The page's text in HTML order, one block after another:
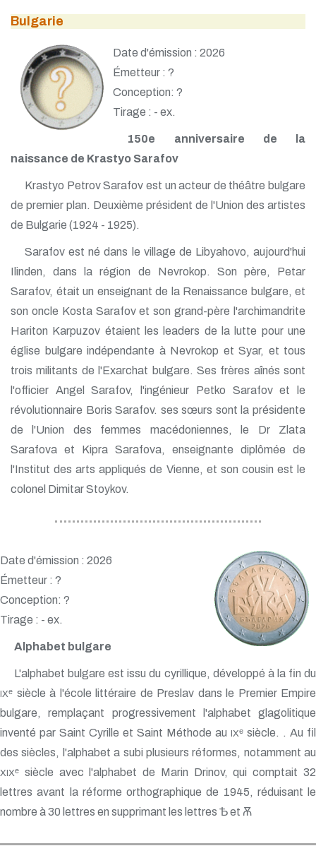
Bulgarie
Date d'émission : 2026
Émetteur : ?
Conception: ?
Tirage : - ex.
150e anniversaire de la
naissance de Krastyo Sarafov
Krastyo Petrov Sarafov est un acteur de théâtre bulgare
de premier plan. Deuxième président de l'Union des artistes
de Bulgarie (1924 - 1925).
Sarafov est né dans le village de Libyahovo, aujourd'hui
Ilinden, dans la région de Nevrokop. Son père, Petar
Sarafov, était un enseignant de la Renaissance bulgare, et
son oncle Kosta Sarafov et son grand-père l'archimandrite
Hariton Karpuzov étaient les leaders de la lutte pour une
église bulgare indépendante à Nevrokop et Syar, et tous
trois militants de l'Exarchat bulgare. Ses frères aînés sont
l'officier Angel Sarafov, l'ingénieur Petko Sarafov et le
révolutionnaire Boris Sarafov. ses sœurs sont la présidente
de l'Union des femmes macédoniennes, le Dr Zlata
Sarafova et Kipra Sarafova, enseignante diplômée de
l'Institut des arts appliqués de Vienne, et son cousin est le
colonel Dimitar Stoykov.
Date d'émission : 2026
Émetteur : ?
Conception: ?
Tirage : - ex.
Alphabet bulgare
L'alphabet bulgare est issu du cyrillique, développé à la fin du
IXᵉ siècle à l'école littéraire de Preslav dans le Premier Empire
bulgare, remplaçant progressivement l'alphabet glagolitique
inventé par Saint Cyrille et Saint Méthode au IXᵉ siècle. . Au fil
des siècles, l'alphabet a subi plusieurs réformes, notamment au
XIXᵉ siècle avec l'alphabet de Marin Drinov, qui comptait 32
lettres avant la réforme orthographique de 1945, réduisant le
nombre à 30 lettres en supprimant les lettres Ѣ et Ѫ